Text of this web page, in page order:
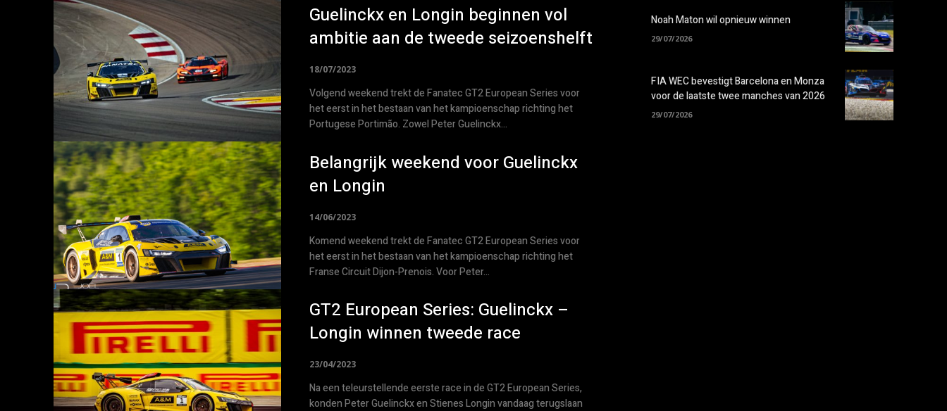
Guelinckx en Longin beginnen vol
ambitie aan de tweede seizoenshelft
18/07/2023
Volgend weekend trekt de Fanatec GT2 European Series voor
het eerst in het bestaan van het kampioenschap richting het
Portugese Portimão. Zowel Peter Guelinckx...
Belangrijk weekend voor Guelinckx
en Longin
14/06/2023
Komend weekend trekt de Fanatec GT2 European Series voor
het eerst in het bestaan van het kampioenschap richting het
Franse Circuit Dijon-Prenois. Voor Peter...
GT2 European Series: Guelinckx –
Longin winnen tweede race
23/04/2023
Na een teleurstellende eerste race in de GT2 European Series,
konden Peter Guelinckx en Stienes Longin vandaag terugslaan
Noah Maton wil opnieuw winnen
29/07/2026
FIA WEC bevestigt Barcelona en Monza
voor de laatste twee manches van 2026
29/07/2026